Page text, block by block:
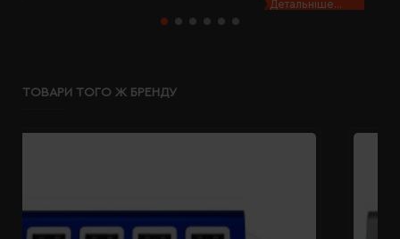
Детальніше...
ТОВАРИ ТОГО Ж БРЕНДУ